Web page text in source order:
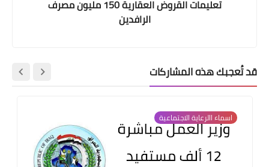
تعليمات القروض العقارية 150 مليون مصرف
الرافدين
قد تُعجبك هذه المشاركات
اسماء االرعاية الاجتماعية